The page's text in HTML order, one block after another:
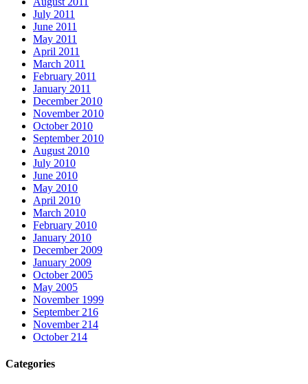
July 2011
June 2011
May 2011
April 2011
March 2011
February 2011
January 2011
December 2010
November 2010
October 2010
September 2010
August 2010
July 2010
June 2010
May 2010
April 2010
March 2010
February 2010
January 2010
December 2009
January 2009
October 2005
May 2005
November 1999
September 216
November 214
October 214
Categories